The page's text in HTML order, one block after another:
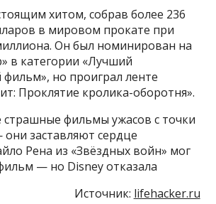
хитом, собрав более 236
в мировом прокате при
Он был номинирован на
в категории «Лучший
но проиграл ленте
Проклятие кролика-оборотня».
фильмы ужасов с точки
заставляют сердце
Рена из «Звёздных войн» мог
— но Disney отказала
Источник: lifehacker.ru